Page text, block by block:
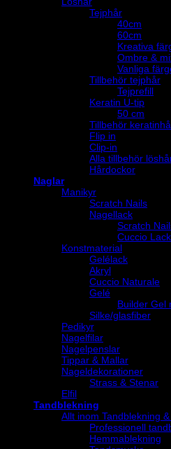
Tejphår
40cm
60cm
Kreativa
Ombre &
Vanliga
Tillbehör tejphår
Tejprefill
Keratin U-tip
50 cm
Tillbehör
Flip in
Clip-in
Alla tillbehör
Hårdockor
Naglar
Manikyr
Scratch Nails
Nagellack
Scratch
Cuccio Lack
Konstmaterial
Gelélack
Akryl
Cuccio Naturale
Gelé
Builder Gel
Silke/glasfiber
Pedikyr
Nagelfilar
Nagelpenslar
Tippar & Mallar
Nageldekorationer
Strass & Stenar
Elfil
Tandblekning
Allt inom Tandblekning
Professionell
Hemmablekning